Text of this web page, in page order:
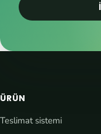
ÜRÜN
Teslimat sistemi